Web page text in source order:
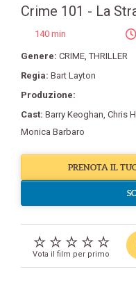
Crime 101 - La
140 min
Genere: CRIME,THRILLER
Regia: Bart Layton
Produzione:
Cast: Barry Keoghan, Chris
Monica Barbaro
PRENOTA IL
Vota il film per primo